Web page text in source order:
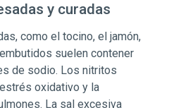
y curadas
como el tocino, el jamón,
suelen contener
de sodio. Los nitritos
oxidativo y la
La sal excesiva